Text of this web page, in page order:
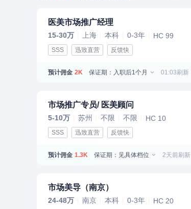
医美市场推广经理
15-30万 上海 本科 0-3年 HC 99
SSS 迅致直营 反馈快
预计佣金 2K 保证期：入职后1个月 01:03刷新
市场推广专员/ 医美顾问
5-10万 苏州 不限 不限 HC 10
SSS 迅致直营 反馈快
预计佣金 1.3K 保证期：见具体档位 2天前刷新
市场美导（南京）
24-48万 南京 本科 0-3年 HC 20